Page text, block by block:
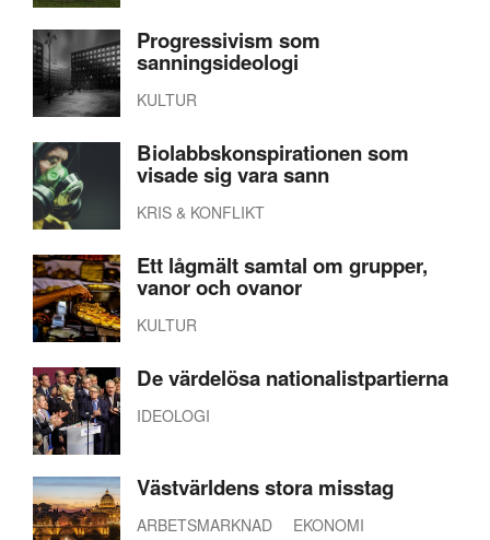
Progressivism som
sanningsideologi
KULTUR
Biolabbskonspirationen som
visade sig vara sann
KRIS & KONFLIKT
Ett lågmält samtal om grupper,
vanor och ovanor
KULTUR
De värdelösa nationalistpartierna
IDEOLOGI
Västvärldens stora misstag
ARBETSMARKNAD EKONOMI